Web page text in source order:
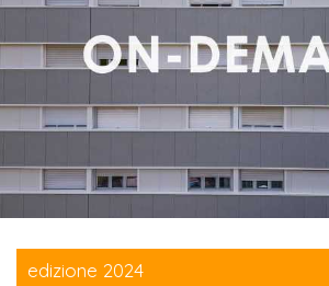
edizione 2024